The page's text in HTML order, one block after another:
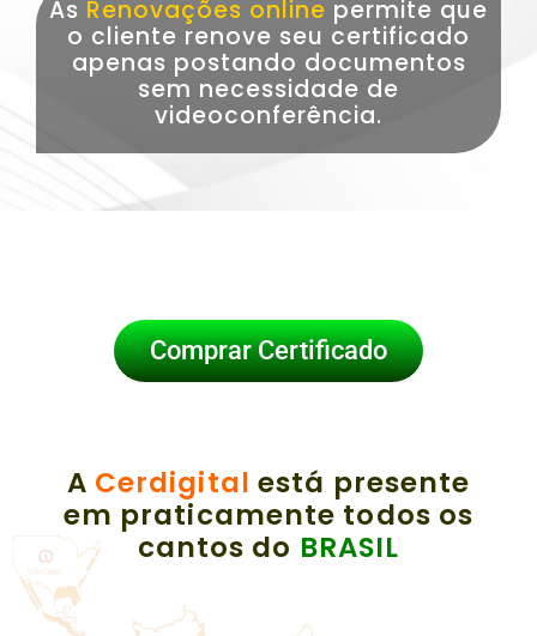
As Renovações online permite que
o cliente renove seu certificado
apenas postando documentos
sem necessidade de
videoconferência.
Comprar Certificado
A Cerdigital está presente
em praticamente todos os
cantos do BRASIL